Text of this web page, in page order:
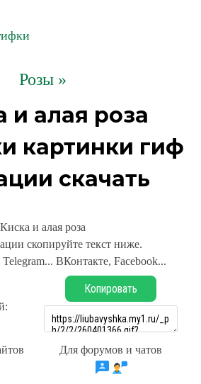
Розы »
и алая роза
картинки гиф
скачать
Киска и алая роза
скопируйте текст ниже.
ВКонтакте, Facebook...
Копировать
Для форумов и чатов